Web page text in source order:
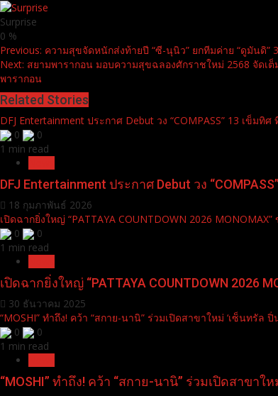
Surprise
0 %
Continue
Reading
Previous: ความสุขจัดหนักส่งท้ายปี “ซี-นุนิว” ยกทีมค่าย “ดูมันดิ”
Next: สยามพารากอน มอบความสุขฉลองศักราชใหม่ 2568 จัดเต็
พารากอน
Related Stories
DFJ Entertainment ประกาศ Debut วง “COMPASS” 13 เข็มทิ
0
0
1 min read
DFJ Entertainment ประกาศ Debut วง
18 กุมภาพันธ์ 2026
เปิดฉากยิ่งใหญ่ “PATTAYA COUNTDOWN 2026
0
0
1 min read
เปิดฉากยิ่งใหญ่ “PATTAYA COUNTDOWN
30 ธันวาคม 2025
“MOSHI” ทำถึง! คว้า “สกาย-นานิ” ร่วมเปิดสาขาใหม่ ‘เซ็นทรัล
0
0
1 min read
“MOSHI” ทำถึง! คว้า “สกาย-นานิ” ร่วมเปิดสาขาใ